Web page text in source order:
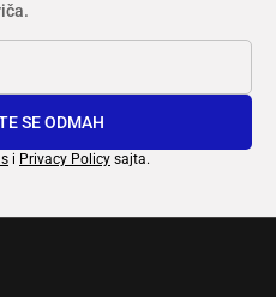
SE ODMAH
i Privacy Policy sajta.